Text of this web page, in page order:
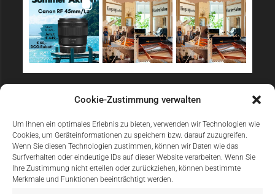
Cookie-Zustimmung verwalten
Um Ihnen ein optimales Erlebnis zu bieten, verwenden wir Technologien wie
Cookies, um Geräteinformationen zu speichern bzw. darauf zuzugreifen.
Wenn Sie diesen Technologien zustimmen, können wir Daten wie das
Surfverhalten oder eindeutige IDs auf dieser Website verarbeiten. Wenn Sie
Ihre Zustimmung nicht erteilen oder zurückziehen, können bestimmte
Merkmale und Funktionen beeinträchtigt werden.
Sicher Einkaufen